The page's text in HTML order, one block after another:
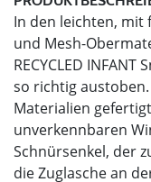
In den leichten, mit
und Mesh-
RECYCLED
so richtig
Materialien
unverkennbaren
Schnürsenkel, der
die Zuglasche an